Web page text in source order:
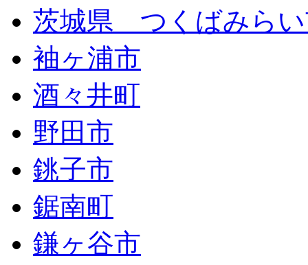
茨城県 つくばみら
袖ヶ浦市
酒々井町
野田市
銚子市
鋸南町
鎌ヶ谷市